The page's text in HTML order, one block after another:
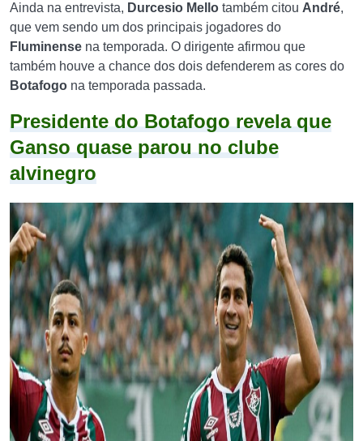
Ainda na entrevista, Durcesio Mello também citou André,
que vem sendo um dos principais jogadores do
Fluminense na temporada. O dirigente afirmou que
também houve a chance dos dois defenderem as cores do
Botafogo na temporada passada.
Presidente do Botafogo revela que
Ganso quase parou no clube
alvinegro